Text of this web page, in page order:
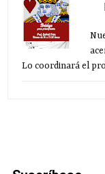
Lo coordinará el